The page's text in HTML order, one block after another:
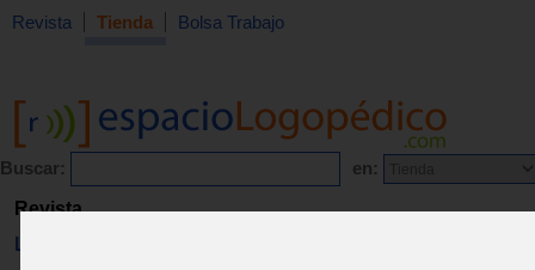
Revista Tienda Bolsa Trabajo
Buscar: en:
Revista
Libros